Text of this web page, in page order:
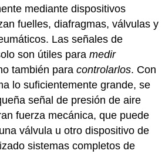
mediante dispositivos
fuelles, diafragmas, válvulas y
Las señales de
son útiles paramedir
también paracontrolarlos. Con
lo suficientemente grande, se
señal de presión de aire
fuerza mecánica, que puede
válvula u otro dispositivo de
sistemas completos de